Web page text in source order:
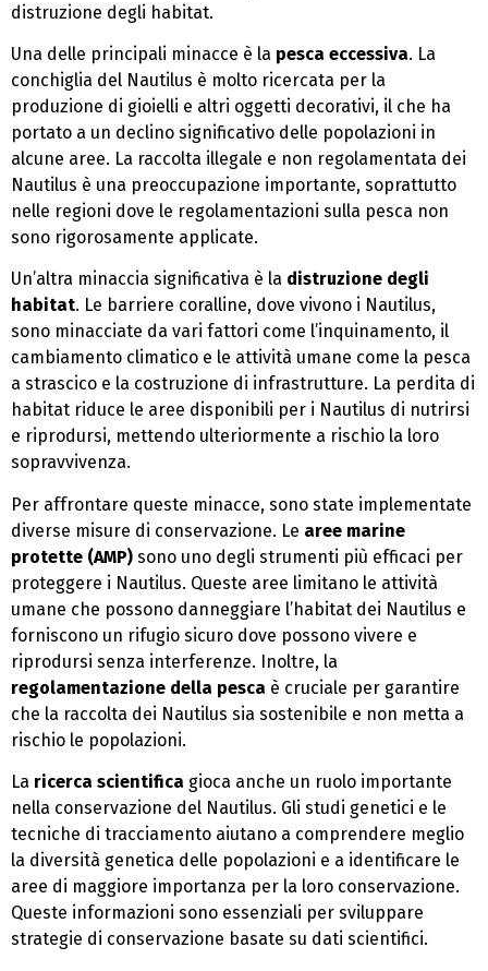
distruzione degli habitat.
Una delle principali minacce è la pesca eccessiva. La
conchiglia del Nautilus è molto ricercata per la
produzione di gioielli e altri oggetti decorativi, il che ha
portato a un declino significativo delle popolazioni in
alcune aree. La raccolta illegale e non regolamentata dei
Nautilus è una preoccupazione importante, soprattutto
nelle regioni dove le regolamentazioni sulla pesca non
sono rigorosamente applicate.
Un’altra minaccia significativa è la distruzione degli
habitat. Le barriere coralline, dove vivono i Nautilus,
sono minacciate da vari fattori come l’inquinamento, il
cambiamento climatico e le attività umane come la pesca
a strascico e la costruzione di infrastrutture. La perdita di
habitat riduce le aree disponibili per i Nautilus di nutrirsi
e riprodursi, mettendo ulteriormente a rischio la loro
sopravvivenza.
Per affrontare queste minacce, sono state implementate
diverse misure di conservazione. Le aree marine
protette (AMP) sono uno degli strumenti più efficaci per
proteggere i Nautilus. Queste aree limitano le attività
umane che possono danneggiare l’habitat dei Nautilus e
forniscono un rifugio sicuro dove possono vivere e
riprodursi senza interferenze. Inoltre, la
regolamentazione della pesca è cruciale per garantire
che la raccolta dei Nautilus sia sostenibile e non metta a
rischio le popolazioni.
La ricerca scientifica gioca anche un ruolo importante
nella conservazione del Nautilus. Gli studi genetici e le
tecniche di tracciamento aiutano a comprendere meglio
la diversità genetica delle popolazioni e a identificare le
aree di maggiore importanza per la loro conservazione.
Queste informazioni sono essenziali per sviluppare
strategie di conservazione basate su dati scientifici.